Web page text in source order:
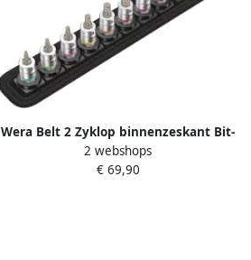
Wera Belt 2 Zyklop binnenzeskant Bit-
doppen-set met vasthoudfunctie met 1
4" -aandrijving 8-delig 1 stuk(s)
2 webshops
€ 69,90